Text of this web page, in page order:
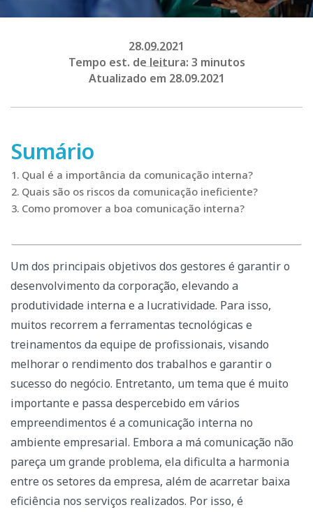
28.09.2021
Tempo est. de leitura: 3 minutos
Atualizado em 28.09.2021
Sumário
Qual é a importância da comunicação interna?
Quais são os riscos da comunicação ineficiente?
Como promover a boa comunicação interna?
Um dos principais objetivos dos gestores é garantir o
desenvolvimento da corporação, elevando a
produtividade interna e a lucratividade. Para isso,
muitos recorrem a ferramentas tecnológicas e
treinamentos da equipe de profissionais, visando
melhorar o rendimento dos trabalhos e garantir o
sucesso do negócio. Entretanto, um tema que é muito
importante e passa despercebido em vários
empreendimentos é a comunicação interna no
ambiente empresarial. Embora a má comunicação não
pareça um grande problema, ela dificulta a harmonia
entre os setores da empresa, além de acarretar baixa
eficiência nos serviços realizados. Por isso, é